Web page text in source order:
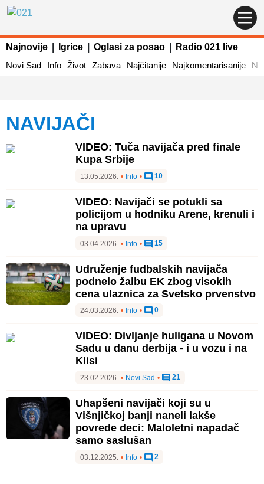
Najnovije Igrice Oglasi za posao
Radio 021 live
Novi Sad
Info Život Zabava Najčitanije Najkomentarisanije
NAVIJAČI
VIDEO: Tuča navijača pred finale
Kupa Srbije
13.05.2026. • Info • 10
VIDEO: Navijači se potukli sa
policijom u hodniku Arene, krenuli i
na upravu
03.04.2026. • Info • 15
Udruženje fudbalskih navijača
podnelo žalbu EK zbog visokih
cena ulaznica za Svetsko prvenstvo
24.03.2026. • Info • 0
VIDEO: Divljanje huligana u Novom
Sadu u danu derbija - i u vozu i na
Klisi
23.02.2026. • Novi Sad • 21
Uhapšeni navijači koji su u
Višnjičkoj banji naneli lakše
povrede deci: Maloletni napadač
samo saslušan
03.12.2025. • Info • 2